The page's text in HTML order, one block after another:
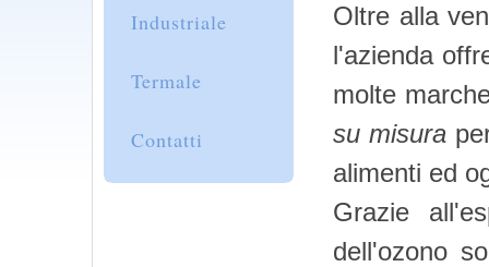
Industriale
Termale
Contatti
Oltre alla
l'azienda
molte
su misura
alimenti ed
Grazie
dell'ozono